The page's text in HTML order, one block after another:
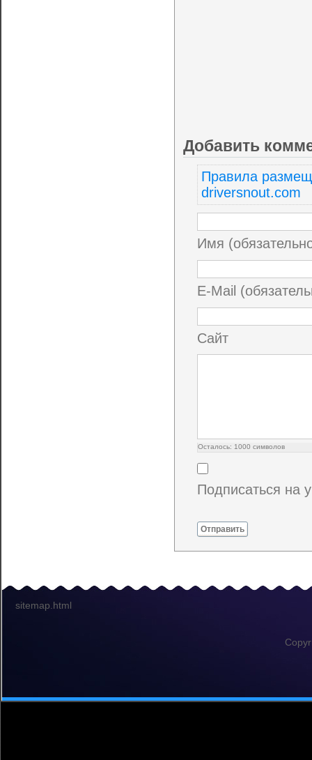
Добавить
Правила
driversnout.com
Имя
E-Mail
Сайт
Осталось: 1000 символов
Подписаться на
Отправить
sitemap.html